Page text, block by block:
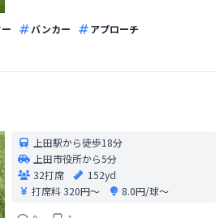
バンカー
アプローチ
上田駅から徒歩18分
上田市役所から5分
32打席
152yd
打席料320円〜
8.0円/球〜